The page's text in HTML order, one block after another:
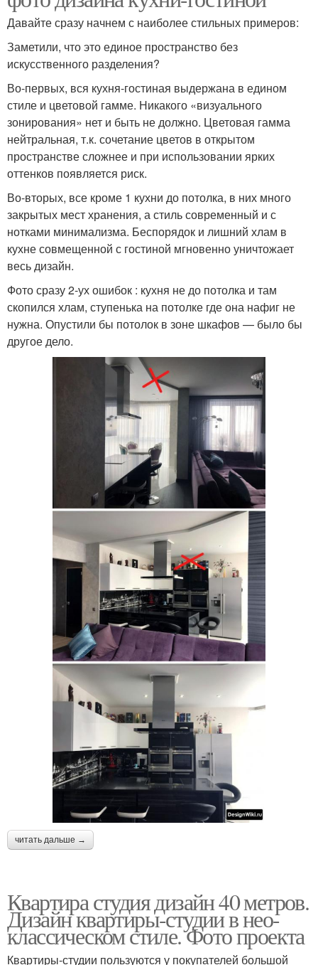
Давайте сразу начнем с наиболее стильных примеров:
Заметили, что это единое пространство без
искусственного разделения?
Во-первых, вся кухня-гостиная выдержана в едином
стиле и цветовой гамме. Никакого «визуального
зонирования» нет и быть не должно. Цветовая гамма
нейтральная, т.к. сочетание цветов в открытом
пространстве сложнее и при использовании ярких
оттенков появляется риск.
Во-вторых, все кроме 1 кухни до потолка, в них много
закрытых мест хранения, а стиль современный и с
нотками минимализма. Беспорядок и лишний хлам в
кухне совмещенной с гостиной мгновенно уничтожает
весь дизайн.
Фото сразу 2-ух ошибок : кухня не до потолка и там
скопился хлам, ступенька на потолке где она нафиг не
нужна. Опустили бы потолок в зоне шкафов — было бы
другое дело.
читать дальше →
Квартира студия дизайн 40 метров.
Дизайн квартиры-студии в нео-
классическом стиле. Фото проекта
Квартиры-студии пользуются у покупателей большой